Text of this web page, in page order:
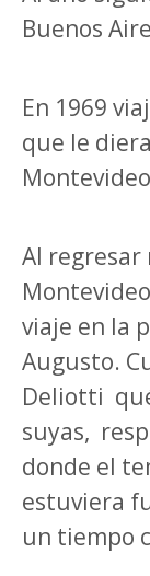
Buenos
En 1969
que le
Al
viaje en la
Augusto.
Deliotti
suyas,
donde el
estuviera
un tiempo